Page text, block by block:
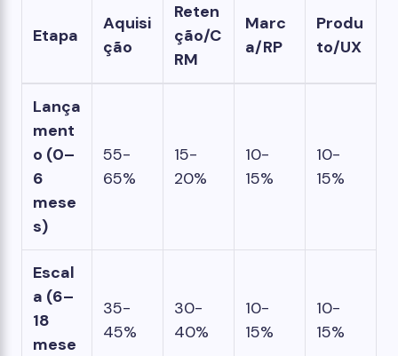
Etapa
Aquisi
ção
Reten
ção/C
RM
Marc
a/RP
Produ
to/UX
Lança
ment
o (0–
6
mese
s)
55-
65%
15-
20%
10-
15%
10-
15%
Escal
a (6–
18
mese
35-
45%
30-
40%
10-
15%
10-
15%